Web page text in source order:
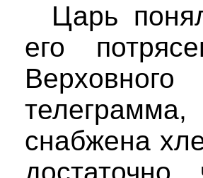
Царь
его
снабжена